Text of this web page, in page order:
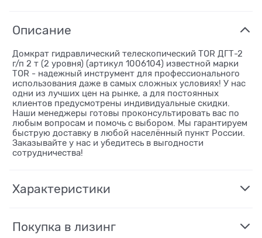
Описание
Домкрат гидравлический телескопический TOR ДГТ-2
г/п 2 т (2 уровня) (артикул 1006104) известной марки
TOR - надежный инструмент для профессионального
использования даже в самых сложных условиях! У нас
одни из лучших цен на рынке, а для постоянных
клиентов предусмотрены индивидуальные скидки.
Наши менеджеры готовы проконсультировать вас по
любым вопросам и помочь с выбором. Мы гарантируем
быструю доставку в любой населённый пункт России.
Заказывайте у нас и убедитесь в выгодности
сотрудничества!
Характеристики
Покупка в лизинг